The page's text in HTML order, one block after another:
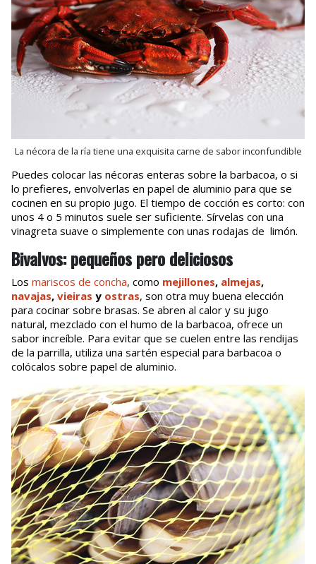
La nécora de la ría tiene una exquisita carne de sabor inconfundible
Puedes colocar las nécoras enteras sobre la barbacoa, o si
lo prefieres, envolverlas en papel de aluminio para que se
cocinen en su propio jugo. El tiempo de cocción es corto: con
unos 4 o 5 minutos suele ser suficiente. Sírvelas con una
vinagreta suave o simplemente con unas rodajas de limón.
Bivalvos: pequeños pero deliciosos
Los mariscos de concha, como mejillones, almejas,
navajas, vieiras y ostras, son otra muy buena elección
para cocinar sobre brasas. Se abren al calor y su jugo
natural, mezclado con el humo de la barbacoa, ofrece un
sabor increíble. Para evitar que se cuelen entre las rendijas
de la parrilla, utiliza una sartén especial para barbacoa o
colócalos sobre papel de aluminio.